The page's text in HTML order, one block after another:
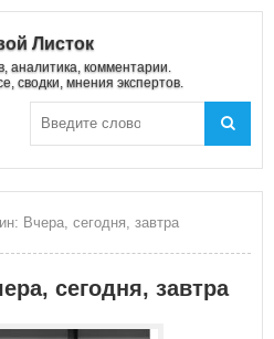
Листок
аналитика, комментарии.
сводки, мнения экспертов.
Вчера, сегодня, завтра
сегодня, завтра